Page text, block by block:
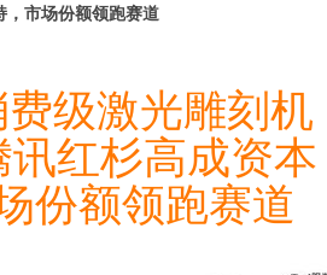
，市场份额领跑赛道
费级激光雕刻机
红杉高成资本
份额领跑赛道